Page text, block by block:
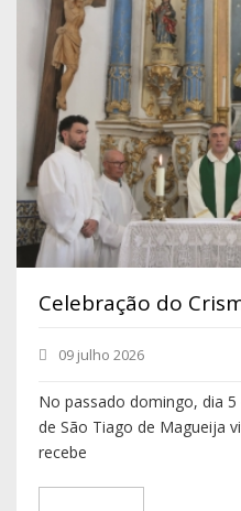
Celebração do
09 julho 2026
No passado domingo, dia
de São Tiago de Magueija
recebe